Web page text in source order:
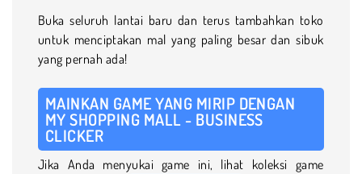
Buka seluruh lantai baru dan terus tambahkan toko
untuk menciptakan mal yang paling besar dan sibuk
yang pernah ada!
MAINKAN GAME YANG MIRIP DENGAN
MY SHOPPING MALL - BUSINESS
CLICKER
Jika Anda menyukai game ini, lihat koleksi game